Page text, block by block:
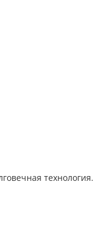
технология.